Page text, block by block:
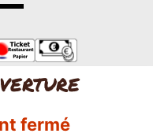
fermé